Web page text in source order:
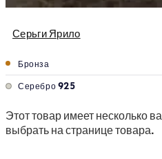
Серьги Ярило
Бронза
Серебро 925
Этот товар имеет несколько
выбрать на странице товара.